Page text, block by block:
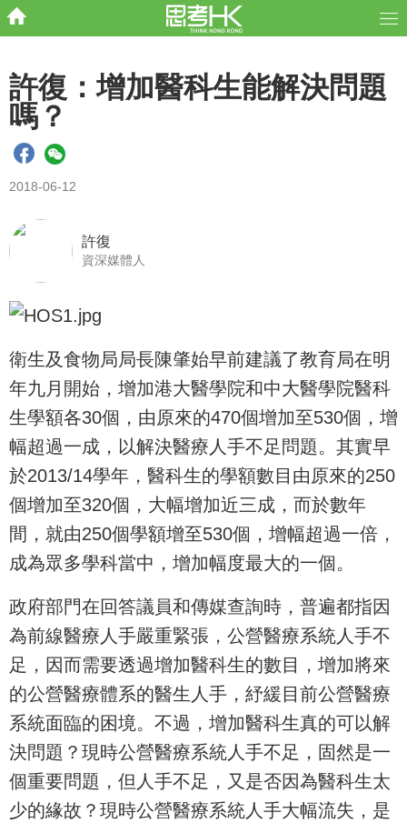
許復：增加醫科生能解決問題
嗎？
2018-06-12
許復
資深媒體人
衛生及食物局局長陳肇始早前建議了教育局在明
年九月開始，增加港大醫學院和中大醫學院醫科
生學額各30個，由原來的470個增加至530個，增
幅超過一成，以解決醫療人手不足問題。其實早
於2013/14學年，醫科生的學額數目由原來的250
個增加至320個，大幅增加近三成，而於數年
間，就由250個學額增至530個，增幅超過一倍，
成為眾多學科當中，增加幅度最大的一個。
政府部門在回答議員和傳媒查詢時，普遍都指因
為前線醫療人手嚴重緊張，公營醫療系統人手不
足，因而需要透過增加醫科生的數目，增加將來
的公營醫療體系的醫生人手，紓緩目前公營醫療
系統面臨的困境。不過，增加醫科生真的可以解
決問題？現時公營醫療系統人手不足，固然是一
個重要問題，但人手不足，又是否因為醫科生太
少的緣故？現時公營醫療系統人手大幅流失，是